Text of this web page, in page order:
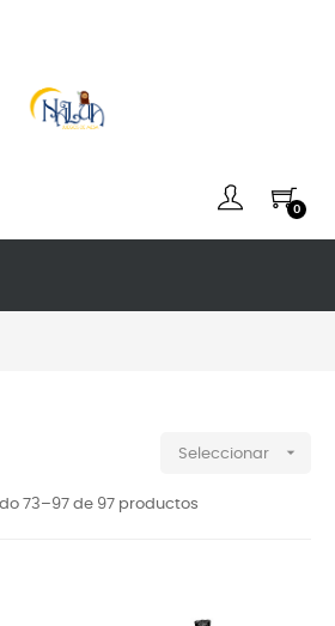
0
Seleccionar 
73–97 de 97 productos